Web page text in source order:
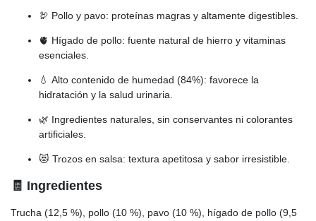
🦃 Pollo y pavo: proteínas magras y altamente digestibles.
🫀 Hígado de pollo: fuente natural de hierro y vitaminas
esenciales.
💧 Alto contenido de humedad (84%): favorece la
hidratación y la salud urinaria.
🌿 Ingredientes naturales, sin conservantes ni colorantes
artificiales.
😻 Trozos en salsa: textura apetitosa y sabor irresistible.
🧾 Ingredientes
Trucha (12,5 %), pollo (10 %), pavo (10 %), hígado de pollo (9,5